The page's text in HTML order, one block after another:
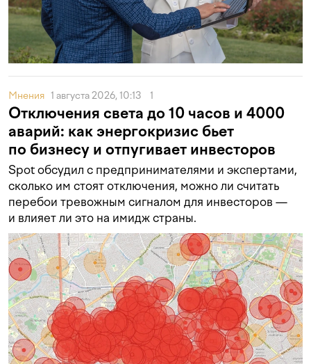
Мнения 1 августа 2026, 10:13 1
Отключения света до 10 часов и 4000
аварий: как энергокризис бьет
по бизнесу и отпугивает инвесторов
Spot обсудил с предпринимателями и экспертами,
сколько им стоят отключения, можно ли считать
перебои тревожным сигналом для инвесторов —
и влияет ли это на имидж страны.